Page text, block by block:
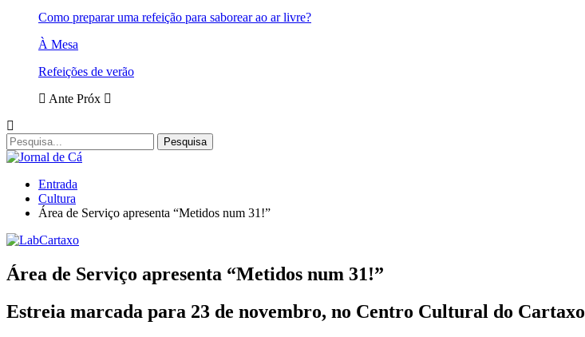
Como preparar uma refeição para saborear ao ar livre?
À Mesa
Refeições de verão
Ante Próx
Entrada
Cultura
Área de Serviço apresenta “Metidos num 31!”
Área de Serviço apresenta “Metidos num 31!”
Estreia marcada para 23 de novembro, no Centro Cultural do Cartaxo